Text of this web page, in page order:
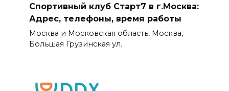
Спортивный клуб Старт7 в г.Москва:
Адрес, телефоны, время работы
Москва и Московская область, Москва,
Большая Грузинская ул.